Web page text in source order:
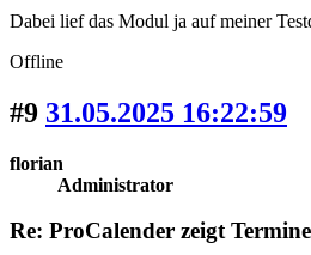
Dabei lief das Modul ja auf meiner
Offline
#9 31.05.2025 16:22:59
florian
Administrator
Re: ProCalender zeigt